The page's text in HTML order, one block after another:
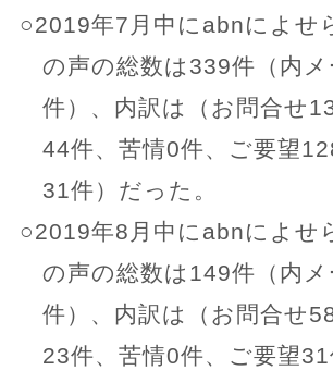
○2019年7月中にabnによせ
の声の総数は339件（内
件）、内訳は（お問合せ
44件、苦情0件、ご要望
31件）だった。
○2019年8月中にabnによせ
の声の総数は149件（内
件）、内訳は（お問合せ
23件、苦情0件、ご要望